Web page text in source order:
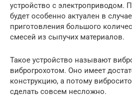
устройство с электроприводом.
будет особенно актуален в
приготовления большого
смесей из сыпучих материалов.
Такое устройство называют
виброгрохотом. Оно имеет
конструкцию, а потому
сделать совсем несложно.